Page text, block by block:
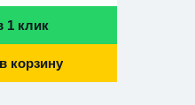
1 клик
корзину